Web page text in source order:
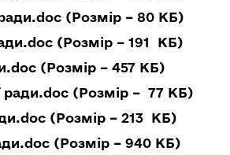
(Розмір – 80 КБ)
(Розмір – 191 КБ)
(Розмір – 457 КБ)
ради.doc (Розмір – 77 КБ)
(Розмір – 213 КБ)
(Розмір – 940 КБ)